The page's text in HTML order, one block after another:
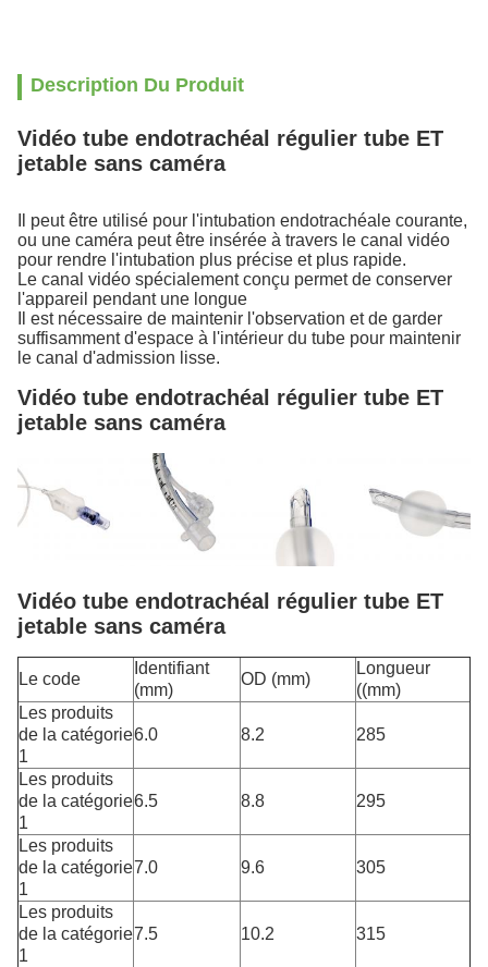
Description Du Produit
Vidéo tube endotrachéal régulier tube ET
jetable sans caméra
Il peut être utilisé pour l'intubation endotrachéale courante,
ou une caméra peut être insérée à travers le canal vidéo
pour rendre l'intubation plus précise et plus rapide.
Le canal vidéo spécialement conçu permet de conserver
l'appareil pendant une longue
Il est nécessaire de maintenir l'observation et de garder
suffisamment d'espace à l'intérieur du tube pour maintenir
le canal d'admission lisse.
Vidéo tube endotrachéal régulier tube ET
jetable sans caméra
Vidéo tube endotrachéal régulier tube ET
jetable sans caméra
Le code
Identifiant
(mm)
OD (mm)
Longueur
((mm)
Les produits
de la catégorie
1
6.0 8.2 285
Les produits
de la catégorie
1
6.5 8.8 295
Les produits
de la catégorie
1
7.0 9.6 305
Les produits
de la catégorie
1
7.5 10.2 315